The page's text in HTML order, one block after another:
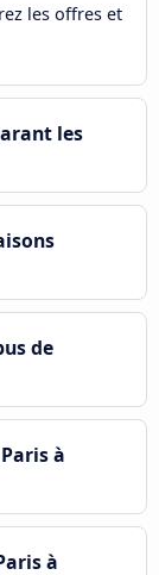
les offres et
les
de
à
à